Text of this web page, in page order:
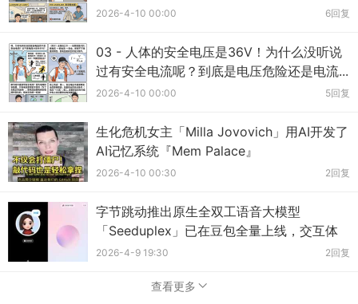
2026-4-10 00:00 6回复
03 - 人体的安全电压是36V！为什么没听说
过有安全电流呢？到底是电压危险还是电流...
2026-4-10 00:00 5回复
生化危机女主「Milla Jovovich」用AI开发了
AI记忆系统『Mem Palace』
2026-4-10 00:30 2回复
字节跳动推出原生全双工语音大模型
「Seeduplex」已在豆包全量上线，交互体
验的自然...
2026-4-9 19:30 2回复
查看更多